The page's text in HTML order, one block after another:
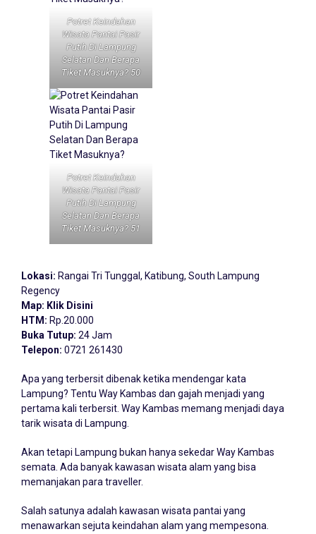
Potret Keindahan
Wisata Pantai Pasir
Putih Di Lampung
Selatan Dan Berapa
Tiket Masuknya? 50
Potret Keindahan
Wisata Pantai Pasir
Putih Di Lampung
Selatan Dan Berapa
Tiket Masuknya? 51
Lokasi: Rangai Tri Tunggal, Katibung, South Lampung
Regency
Map: Klik Disini
HTM: Rp.20.000
Buka Tutup: 24 Jam
Telepon: 0721 261430
Apa yang terbersit dibenak ketika mendengar kata
Lampung? Tentu Way Kambas dan gajah menjadi yang
pertama kali terbersit. Way Kambas memang menjadi daya
tarik wisata di Lampung.
Akan tetapi Lampung bukan hanya sekedar Way Kambas
semata. Ada banyak kawasan wisata alam yang bisa
memanjakan para traveller.
Salah satunya adalah kawasan wisata pantai yang
menawarkan sejuta keindahan alam yang mempesona.